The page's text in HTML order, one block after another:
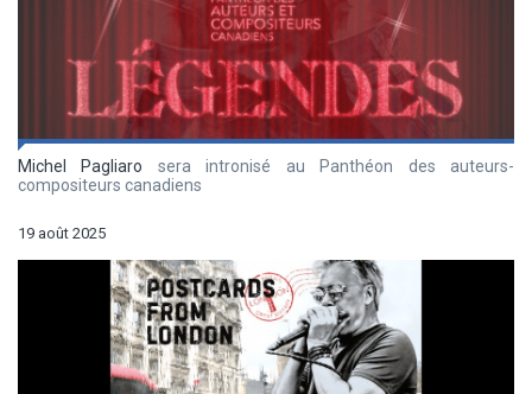
Michel Pagliaro sera intronisé au Panthéon des auteurs-
compositeurs canadiens
19 août 2025